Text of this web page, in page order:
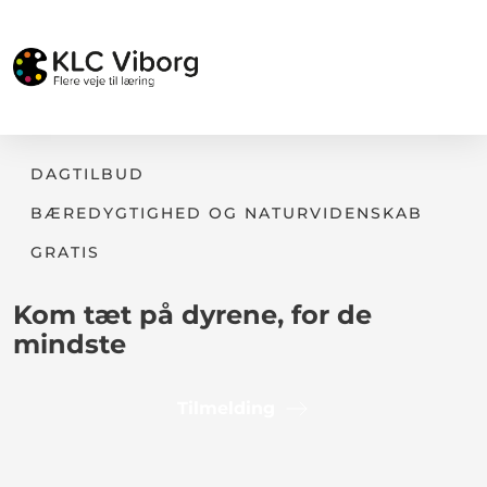
DAGTILBUD
BÆREDYGTIGHED OG NATURVIDENSKAB
GRATIS
Kom tæt på dyrene, for de
mindste